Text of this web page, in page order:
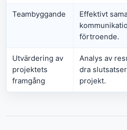
Teambyggande
Effektivt
förtroende.
Utvärdering av
projektets
framgång
Analys av
dra
projekt.